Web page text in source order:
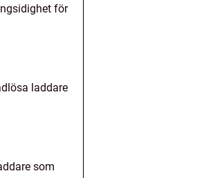
för
laddare
som